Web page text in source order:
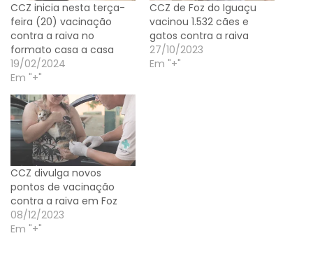
CCZ inicia nesta terça-
feira (20) vacinação
contra a raiva no
formato casa a casa
19/02/2024
Em "+"
CCZ de Foz do Iguaçu
vacinou 1.532 cães e
gatos contra a raiva
27/10/2023
Em "+"
CCZ divulga novos
pontos de vacinação
contra a raiva em Foz
08/12/2023
Em "+"